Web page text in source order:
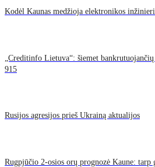
Kodėl Kaunas medžioja elektronikos
„Creditinfo Lietuva“: šiemet
915
Rusijos agresijos prieš Ukrainą aktualijos
Rugpjūčio 2-osios orų prognozė Kaune: